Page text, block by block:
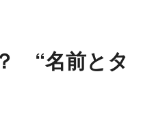
“名前とタ